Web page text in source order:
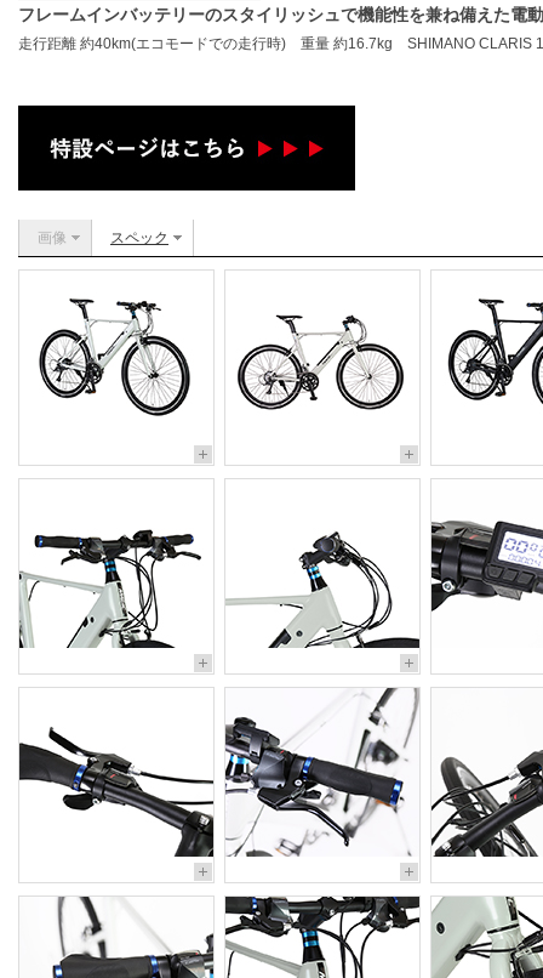
フレームインバッテリーのスタイリッシュで機能性を兼ね備えた電
走行距離 約40km(エコモードでの走行時) 重量 約16.7kg SHIMANO CLARIS
画像 スペック